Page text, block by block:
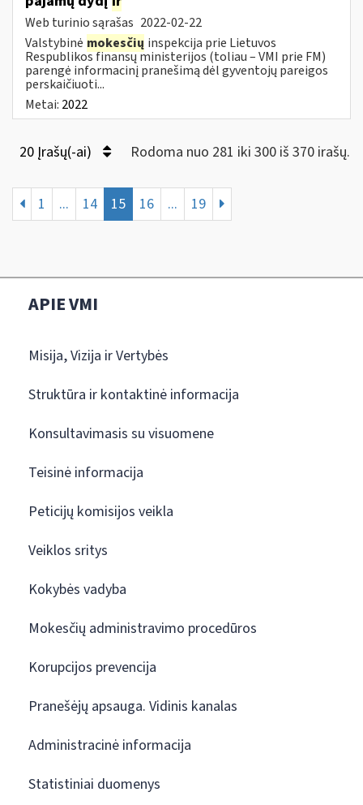
Web turinio sąrašas 2022-02-22
Valstybinė mokesčių inspekcija prie Lietuvos
Respublikos finansų ministerijos (toliau – VMI prie FM)
parengė informacinį pranešimą dėl gyventojų pareigos
perskaičiuoti...
Metai: 2022
20 Įrašų(-ai) Rodoma nuo 281 iki 300 iš 370 irašų.
1 ... 14 15 16 ... 19
APIE VMI
Misija, Vizija ir Vertybės
Struktūra ir kontaktinė informacija
Konsultavimasis su visuomene
Teisinė informacija
Peticijų komisijos veikla
Veiklos sritys
Kokybės vadyba
Mokesčių administravimo procedūros
Korupcijos prevencija
Pranešėjų apsauga. Vidinis kanalas
Administracinė informacija
Statistiniai duomenys